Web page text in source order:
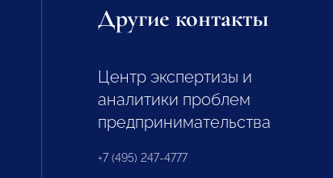
Другие контакты
Центр экспертизы и
аналитики проблем
предпринимательства
+7 (495) 247-4777